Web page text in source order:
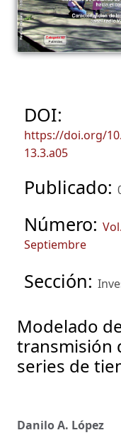
DOI:
https://doi.org/
13.3.a05
Publicado:
Número:
Septiembre
Sección:
Modelado
transmisión
series de
Danilo A. López